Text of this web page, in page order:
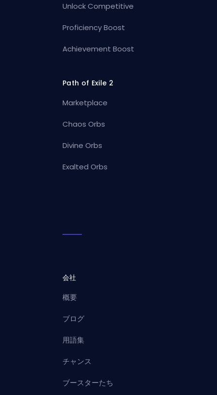
Unlock Competitive
Proficiency Boost
Achievement Boost
Path of Exile 2
Marketplace
Chaos Orbs
Divine Orbs
Exalted Orbs
会社
概要
ブログ
用語集
チャンス
ブースターたち